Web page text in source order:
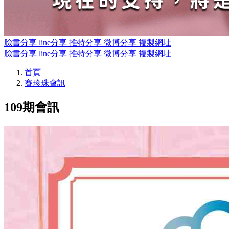
臉書分享 line分享 推特分享 微博分享 複製網址
臉書分享 line分享 推特分享 微博分享 複製網址
首頁
賽珍珠會訊
109期會訊